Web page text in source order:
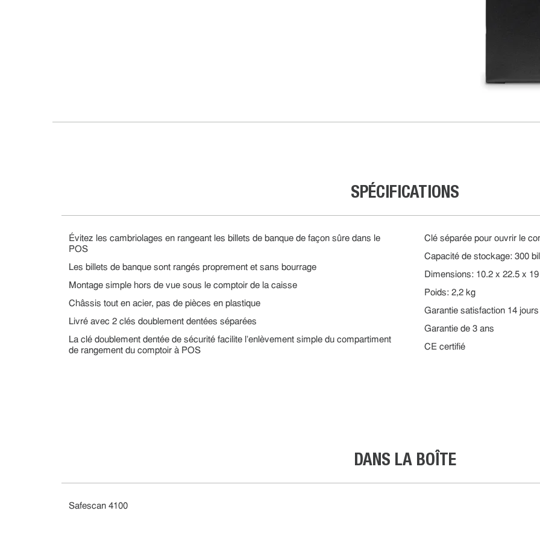
SPÉCIFICATIONS
Évitez les cambriolages en rangeant les billets de banque de façon sûre dans le
POS
Les billets de banque sont rangés proprement et sans bourrage
Montage simple hors de vue sous le comptoir de la caisse
Châssis tout en acier, pas de pièces en plastique
Livré avec 2 clés doublement dentées séparées
La clé doublement dentée de sécurité facilite l’enlèvement simple du compartiment
de rangement du comptoir à POS
Clé séparée pour ouvrir le
Capacité de stockage: 300
Dimensions: 10.2 x 22.5 x
Poids: 2,2 kg
Garantie satisfaction 14 jours
Garantie de 3 ans
CE certifié
DANS LA BOÎTE
Safescan 4100